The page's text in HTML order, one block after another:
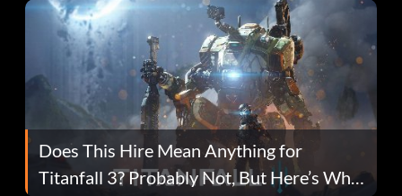
Does This Hire Mean Anything for
Titanfall 3? Probably Not, But Here’s Why